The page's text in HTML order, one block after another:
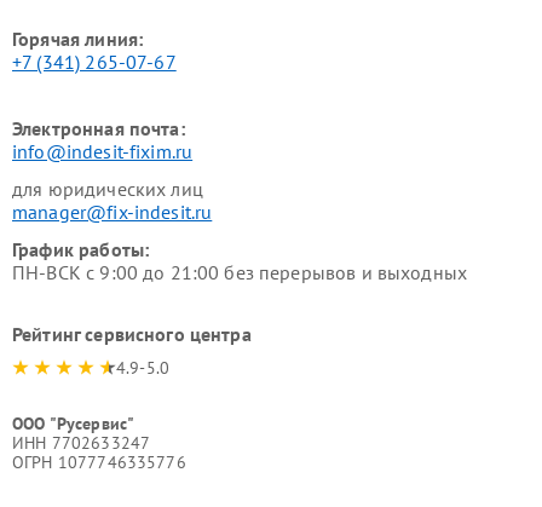
Горячая линия:
+7 (341) 265-07-67
Электронная почта:
info@indesit-fixim.ru
для юридических лиц
manager@fix-indesit.ru
График работы:
ПН-ВСК с 9:00 до 21:00 без перерывов и выходных
Рейтинг сервисного центра
4.9-5.0
ООО "Русервис"
ИНН 7702633247
ОГРН 1077746335776